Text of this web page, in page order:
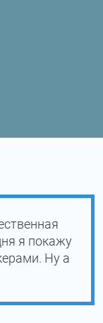
я покажу
Ну а